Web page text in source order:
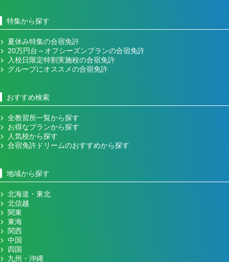
特集から探す
夏休み特集の合宿免許
20万円台～オフシーズンプランの合宿免許
入校日限定特割実施校の合宿免許
グループにオススメの合宿免許
おすすめ検索
全教習所一覧から探す
お得なプランから探す
人気校から探す
合宿免許ドリームのおすすめから探す
地域から探す
北海道・東北
北信越
関東
東海
関西
中国
四国
九州・沖縄